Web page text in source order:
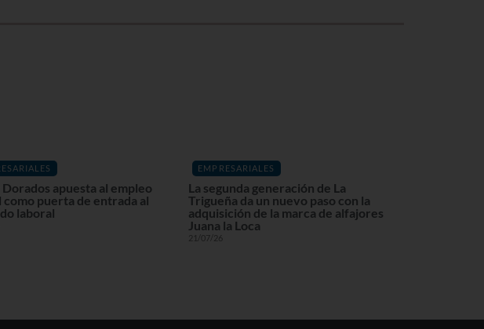
apuesta al empleo
puerta de entrada al
laboral
EMPRESARIALES
La segunda generación de La
Trigueña da un nuevo paso con la
adquisición de la marca de alfajores
Juana la Loca
21/07/26